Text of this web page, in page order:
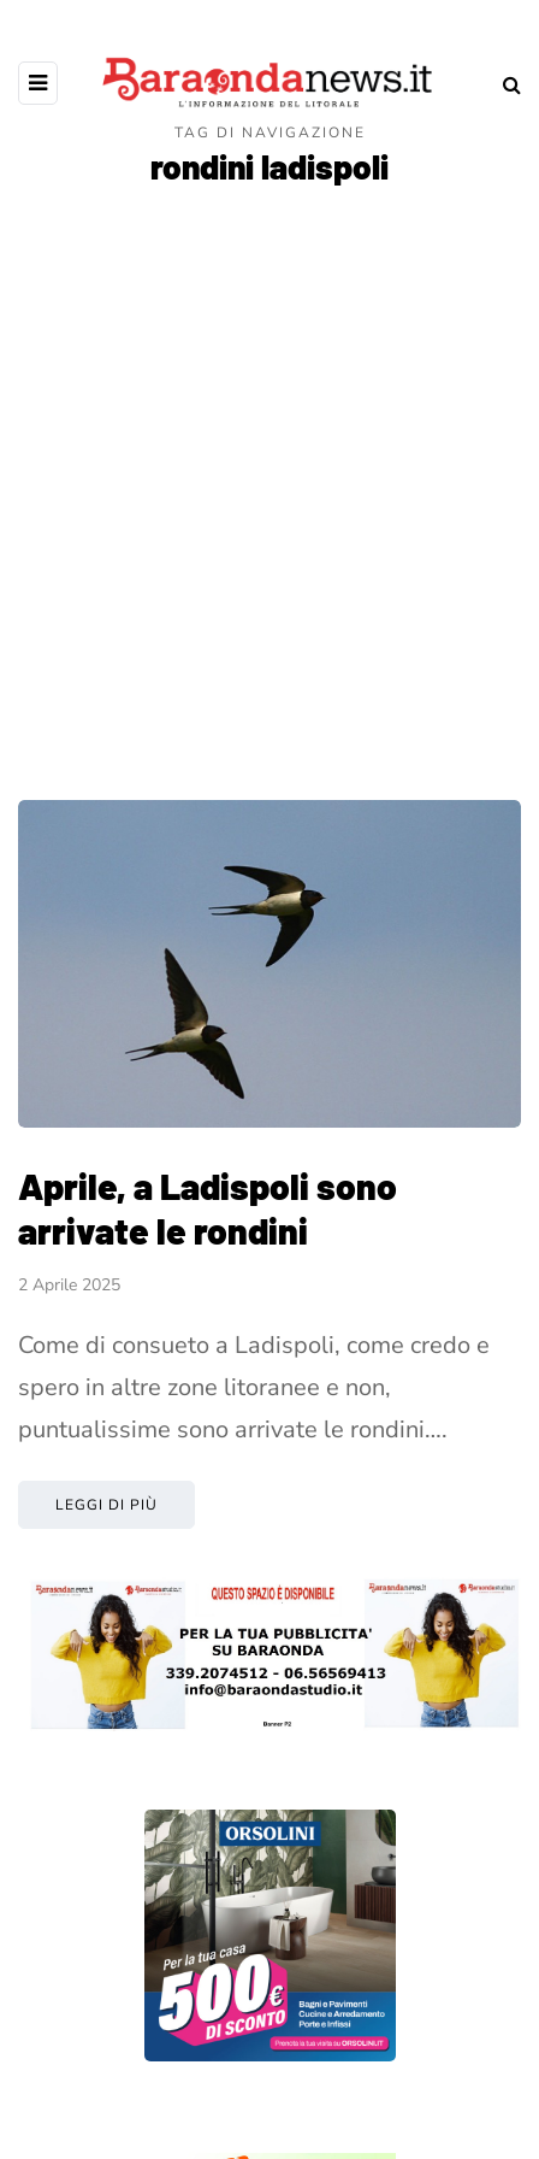
TAG DI NAVIGAZIONE
rondini ladispoli
Aprile, a Ladispoli sono
arrivate le rondini
2 Aprile 2025
Come di consueto a Ladispoli, come credo e
spero in altre zone litoranee e non,
puntualissime sono arrivate le rondini….
LEGGI DI PIÙ